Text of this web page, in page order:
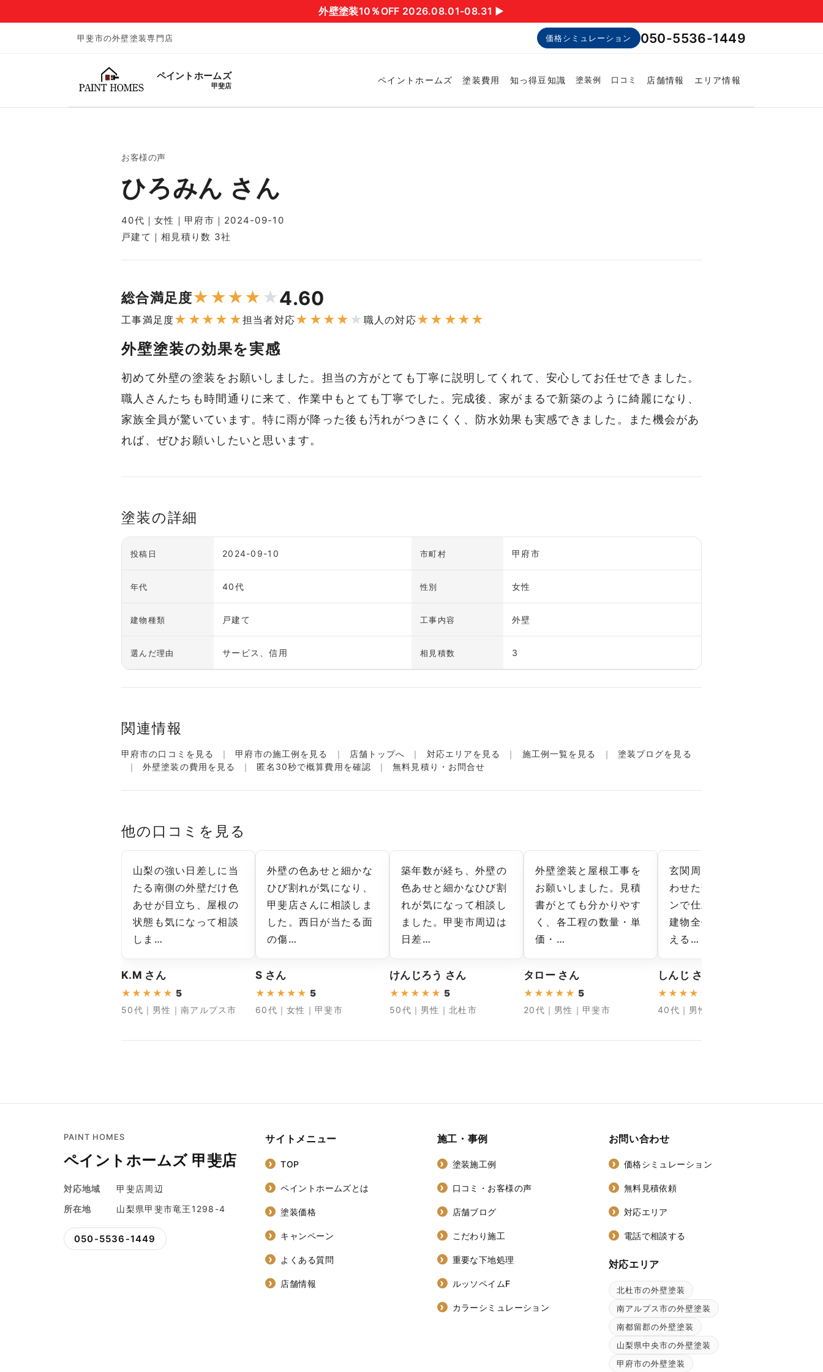
外壁塗装10％OFF 2026.08.01-08.31 ▶︎
甲斐市の外壁塗装専門店 価格シミュレーション 050-5536-1449
ペイントホームズ
甲斐店
ペイントホームズ 塗装費用 知っ得豆知識 塗装例 口コミ 店舗情報 エリア情報
お客様の声
ひろみん さん
40代｜女性｜甲府市｜2024-09-10
戸建て｜相見積り数 3社
総合満足度★ ★★★ ★4.60
工事満足度★ ★ ★ ★ ★担当者対応★ ★ ★ ★ ★ 職人の対応★ ★ ★ ★ ★
外壁塗装の効果を実感
初めて外壁の塗装をお願いしました。担当の方がとても丁寧に説明してくれて、安心してお任せできました。
職人さんたちも時間通りに来て、作業中もとても丁寧でした。完成後、家がまるで新築のように綺麗になり、
家族全員が驚いています。特に雨が降った後も汚れがつきにくく、防水効果も実感できました。また機会があ
れば、ぜひお願いしたいと思います。
塗装の詳細
投稿日 2024-09-10 市町村 甲府市
年代 40代 性別 女性
建物種類 戸建て 工事内容 外壁
選んだ理由 サービス、信用 相見積数 3
関連情報
甲府市の口コミを見る 甲府市の施工例を見る 店舗トップへ 対応エリアを見る 施工例一覧を見る
塗装ブログを見る
外壁塗装の費用を見る
匿名30秒で概算費用を確認 無料見積り・お問合せ
他の口コミを見る
山梨の強い日差しに当
たる南側の外壁だけ色
あせが目立ち、屋根の
状態も気になって相談
しま…
K.M さん
★ ★ ★ ★ ★ 5
50代｜男性｜南アルプス市
外壁の色あせと細かな
ひび割れが気になり、
甲斐店さんに相談しま
した。西日が当たる面
の傷…
S さん
★ ★ ★ ★ ★ 5
60代｜女性｜甲斐市
築年数が経ち、外壁の
色あせと細かなひび割
れが気になって相談し
ました。甲斐市周辺は
日差…
けんじろう さん
★ ★ ★ ★ ★ 5
50代｜男性｜北杜市
外壁塗装と屋根工事を
お願いしました。見積
書がとても分かりやす
く、各工程の数量・単
価・…
タロー さん
★ ★ ★ ★ ★ 5
20代｜男性｜甲斐市
玄関周りの雰囲気に合
わせた落ち着いたトー
ンで仕上げてもらい、
建物全体が調和して見
える…
しんじ さん
★ ★ ★ ★ ★
40代｜男性｜南アルプス市
PAINT HOMES
ペイントホームズ 甲斐店
対応地域
甲斐店周辺
所在地
山梨県甲斐市竜王1298-4
050-5536-1449
サイトメニュー
TOP
ペイントホームズとは
塗装価格
キャンペーン
よくある質問
店舗情報
施工・事例
塗装施工例
口コミ・お客様の声
店舗ブログ
こだわり施工
重要な下地処理
ルッソペイムF
カラーシミュレーション
お問い合わせ
価格シミュレーション
無料見積依頼
対応エリア
電話で相談する
対応エリア
北杜市の外壁塗装
南アルプス市の外壁塗装
南都留郡の外壁塗装
山梨県中央市の外壁塗装
甲府市の外壁塗装